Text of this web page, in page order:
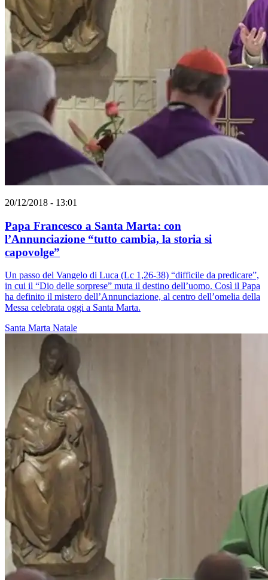
20/12/2018 - 13:01
Papa Francesco a Santa Marta: con
l’Annunciazione “tutto cambia, la storia si
capovolge”
Un passo del Vangelo di Luca (Lc 1,26-38) “difficile da predicare”,
in cui il “Dio delle sorprese” muta il destino dell’uomo. Così il Papa
ha definito il mistero dell’Annunciazione, al centro dell’omelia della
Messa celebrata oggi a Santa Marta.
Santa Marta Natale